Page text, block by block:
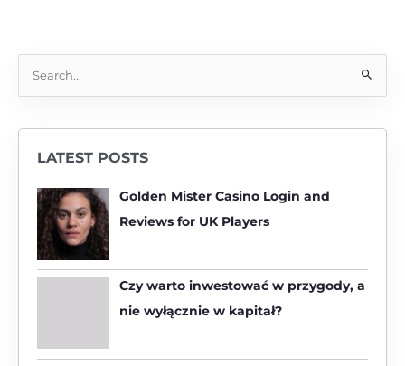
e
LATEST POSTS
Golden Mister Casino Login and
Reviews for UK Players
Czy warto inwestować w przygody, a
nie wyłącznie w kapitał?